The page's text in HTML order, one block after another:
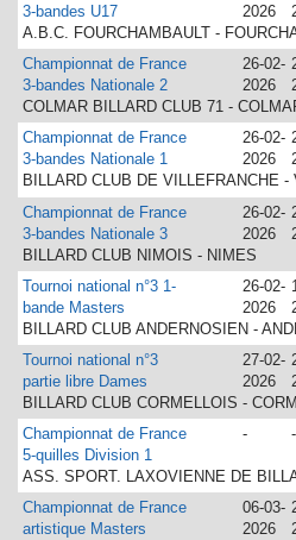
3-bandes U17
2026
A.B.C. FOURCHAMBAULT -
Championnat de France
3-bandes Nationale 2
26-02-
2026
COLMAR BILLARD CLUB 71 -
Championnat de France
3-bandes Nationale 1
26-02-
2026
BILLARD CLUB DE VILLEFRANCHE
Championnat de France
3-bandes Nationale 3
26-02-
2026
BILLARD CLUB NIMOIS - NIMES
Tournoi national n°3 1-
bande Masters
26-02-
2026
BILLARD CLUB ANDERNOSIEN -
Tournoi national n°3
partie libre Dames
27-02-
2026
BILLARD CLUB CORMELLOIS -
Championnat de France
5-quilles Division 1
- -
ASS. SPORT. LAXOVIENNE DE
Championnat de France
artistique Masters
06-03-
2026